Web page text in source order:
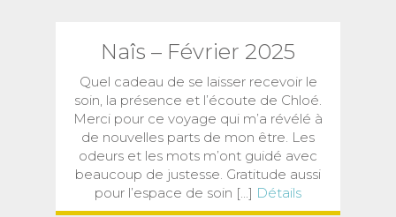
Naîs – Février 2025
Quel cadeau de se laisser recevoir le
soin, la présence et l’écoute de Chloé.
Merci pour ce voyage qui m’a révélé à
de nouvelles parts de mon être. Les
odeurs et les mots m’ont guidé avec
beaucoup de justesse. Gratitude aussi
pour l’espace de soin [...] Détails